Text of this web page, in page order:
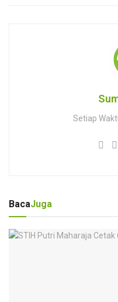
Setiap
BacaJuga